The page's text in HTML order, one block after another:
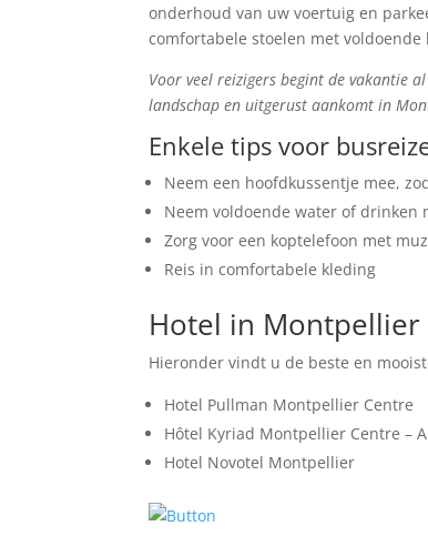
onderhoud van uw voertuig en
comfortabele stoelen met voldoende
Voor veel reizigers begint de vakantie
landschap en uitgerust aankomt in
Enkele tips voor
Neem een hoofdkussentje mee,
Neem voldoende water of drinken
Zorg voor een koptelefoon met
Reis in comfortabele kleding
Hotel in Montpellier
Hieronder vindt u de beste en
Hotel Pullman Montpellier Centre
Hôtel Kyriad Montpellier Centre –
Hotel Novotel Montpellier